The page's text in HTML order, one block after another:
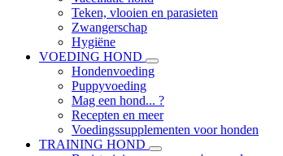
Teken, vlooien en parasieten
Zwangerschap
Hygiëne
VOEDING HOND
Hondenvoeding
Puppyvoeding
Mag een hond... ?
Recepten en meer
Voedingssupplementen voor honden
TRAINING HOND